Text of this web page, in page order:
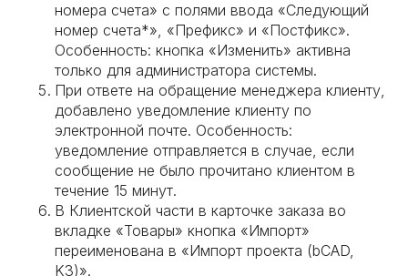
номера счета» с полями ввода «Следующий
номер счета*», «Префикс» и «Постфикс».
Особенность: кнопка «Изменить» активна
только для администратора системы.
При ответе на обращение менеджера клиенту,
добавлено уведомление клиенту по
электронной почте. Особенность:
уведомление отправляется в случае, если
сообщение не было прочитано клиентом в
течение 15 минут.
В Клиентской части в карточке заказа во
вкладке «Товары» кнопка «Импорт»
переименована в «Импорт проекта (bCAD,
K3)».